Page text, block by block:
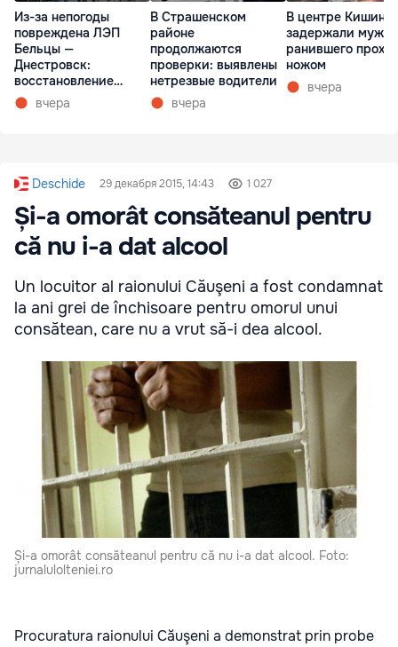
Из-за непогоды
повреждена ЛЭП
Бельцы —
Днестровск:
восстановление
займет более недели
вчера
В Страшенском
районе
продолжаются
проверки: выявлены
нетрезвые водители
вчера
В центре
задержали
ранившего
ножом
вчера
Deschide 29 декабря 2015, 14:43 1 027
Și-a omorât consăteanul pentru
că nu i-a dat alcool
Un locuitor al raionului Căuşeni a fost condamnat
la ani grei de închisoare pentru omorul unui
consătean, care nu a vrut să-i dea alcool.
Și-a omorât consăteanul pentru că nu i-a dat alcool. Foto:
jurnalulolteniei.ro
Procuratura raionului Căuşeni a demonstrat prin probe